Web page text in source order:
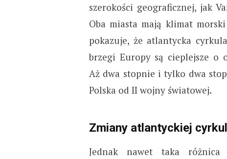
szerokości geograficznej, jak
Oba miasta mają klimat
pokazuje, że atlantycka
brzegi Europy są cieplejsze o
Aż dwa stopnie i tylko dwa
Polska od II wojny światowej.
Zmiany atlantyckiej
Jednak nawet taka